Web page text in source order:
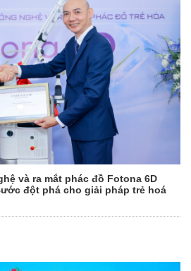
và ra mắt phác đồ Fotona 6D
đột phá cho giải pháp trẻ hoá